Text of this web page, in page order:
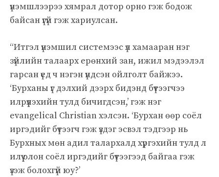
үнэмшлээрээ хямрал дотор орно гэж бодож
байсан үгүй гэж хариулсан.
“Итгэл үнэмшил системээс үл хамааран нэг
зүйлийн талаарх ерөнхий зан, ижил мэдээлэл
гарсан үед ч нэгэн үндсэн ойлголт байжээ.
‘Бурханы үг дэлхий дээрх бидэнд бүтээгчээ
илрүүлэхийн тулд бичигдсэн,’ гэж нэг
evangelical Christian хэлсэн. ‘Бурхан өөр соёл
иргэдийг бүтээгч гэж үздэг эсвэл тэдгээр нь
Бурхных мөн адил талархалд хүргэхийн тулд л
илүү олон соёл иргэдийг бүтээгээд байгаа гэж
үзэж болохгүй юу?’